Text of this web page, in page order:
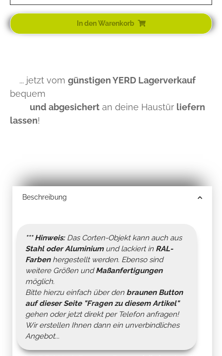
In den Warenkorb
... jetzt vom günstigen YERD Lagerverkauf
bequem
und abgesichert an deine Haustür liefern
lassen!
Beschreibung
*** Hinweis:Das Corten-Objekt kann auch aus
Stahl oder Aluminiumund lackiert in RAL-
Farbenhergestellt werden. Ebenso sind
weitere Größen undMaßanfertigungen
möglich.
Bitte hierzu einfach über den braunen Button
auf dieser Seite "Fragen zu diesem Artikel"
gehen oder jetzt direkt per Telefon anfragen!
Wir erstellen Ihnen dann ein unverbindliches
Angebot...